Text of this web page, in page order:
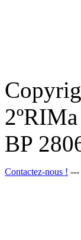
BP
Contactez-nous ! ---